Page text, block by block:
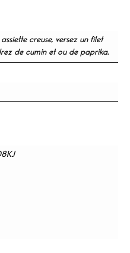
creuse, versez un filet
de cumin et ou de paprika.